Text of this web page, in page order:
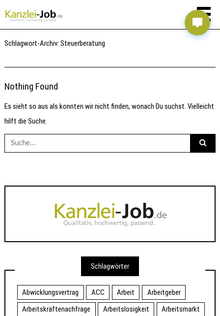
Schlagwort-Archiv:Steuerberatung
Nothing Found
Es sieht so aus als konnten wir nicht finden, wonach Du suchst. Vielleicht
hilft die Suche.
Suche
nach:
Schlagwörter
Abwicklungsvertrag ACC Arbeit
Arbeitgeber
Arbeitskräftenachfrage
Arbeitslosigkeit
Arbeitsmarkt